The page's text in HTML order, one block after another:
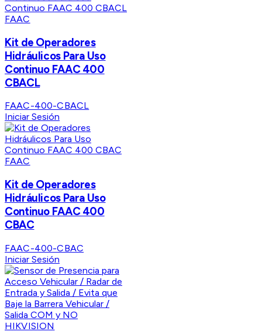
FAAC
Kit de Operadores
Hidráulicos Para Uso
Continuo FAAC 400
CBACL
FAAC-400-CBACL
Iniciar Sesión
FAAC
Kit de Operadores
Hidráulicos Para Uso
Continuo FAAC 400
CBAC
FAAC-400-CBAC
Iniciar Sesión
HIKVISION